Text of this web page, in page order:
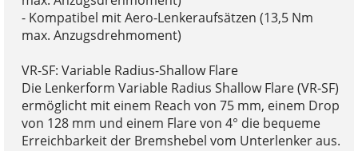
- Kompatibel mit Aero-Lenkeraufsätzen (13,5 Nm
max. Anzugsdrehmoment)
VR-SF: Variable Radius-Shallow Flare
Die Lenkerform Variable Radius Shallow Flare (VR-SF)
ermöglicht mit einem Reach von 75 mm, einem Drop
von 128 mm und einem Flare von 4° die bequeme
Erreichbarkeit der Bremshebel vom Unterlenker aus.